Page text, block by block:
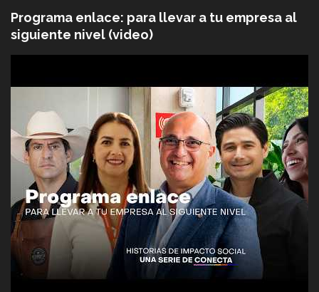
Programa enlace: para llevar a tu empresa al
siguiente nivel (video)